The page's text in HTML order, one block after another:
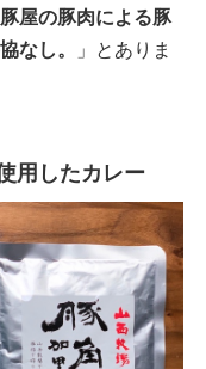
豚屋の豚肉による豚
なし。
」とありま
用したカレー